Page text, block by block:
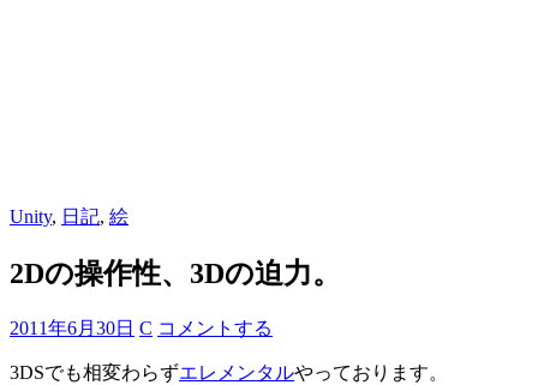
Unity, 日記, 絵
2Dの操作性、3Dの迫力。
2011年6月30日 C コメントする
3DSでも相変わらずエレメンタルやっております。